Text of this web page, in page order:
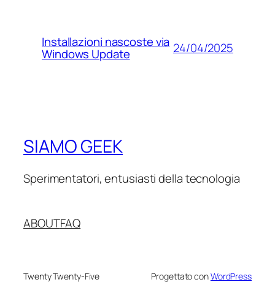
Installazioni nascoste via
Windows Update 24/04/2025
SIAMO GEEK
Sperimentatori, entusiasti della tecnologia
ABOUTFAQ
Twenty Twenty-Five Progettato conWordPress